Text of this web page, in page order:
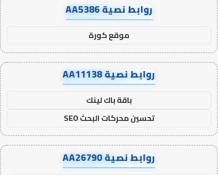
روابط نصية AA5386
موقع كورة
روابط نصية AA11138
باقة باك لينك
تحسين محركات البحث SEO
روابط نصية AA26790